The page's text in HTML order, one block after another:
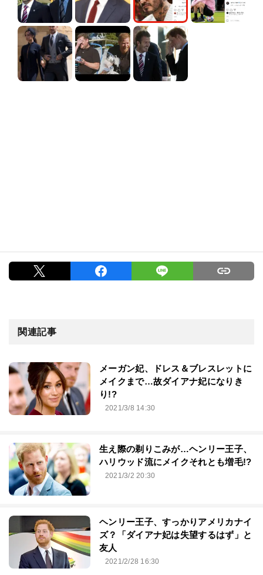
関連記事
メーガン妃、ドレス＆ブレスレットに
メイクまで…故ダイアナ妃になりき
り!?
2021/3/8 14:30
生え際の剃りこみが…ヘンリー王子、
ハリウッド流にメイクそれとも増毛!?
2021/3/2 20:30
ヘンリー王子、すっかりアメリカナイ
ズ？「ダイアナ妃は失望するはず」と
友人
2021/2/28 16:30